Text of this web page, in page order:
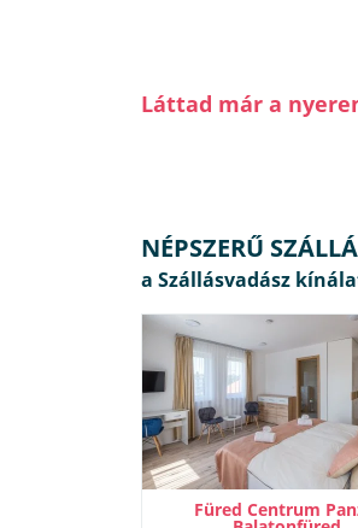
Láttad már a
NÉPSZERŰ
Füred Centrum